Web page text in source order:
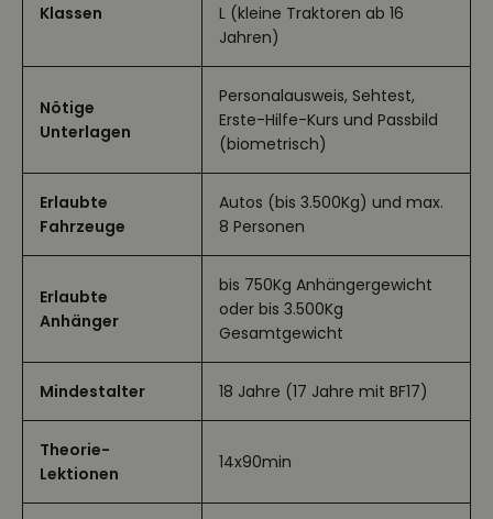
Klassen
L (kleine Traktoren ab 16
Jahren)
Nötige
Unterlagen
Personalausweis, Sehtest,
Erste-Hilfe-Kurs und Passbild
(biometrisch)
Erlaubte
Fahrzeuge
Autos (bis 3.500Kg) und max.
8 Personen
Erlaubte
Anhänger
bis 750Kg Anhängergewicht
oder bis 3.500Kg
Gesamtgewicht
Mindestalter 18 Jahre (17 Jahre mit BF17)
Theorie-
Lektionen
14x90min